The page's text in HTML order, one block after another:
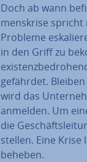
Doch ab wann
mens­kri­se spricht
Probleme
in den Griff zu
gefährdet.
wird das
anmelden. Um
die
stellen. Eine
beheben.